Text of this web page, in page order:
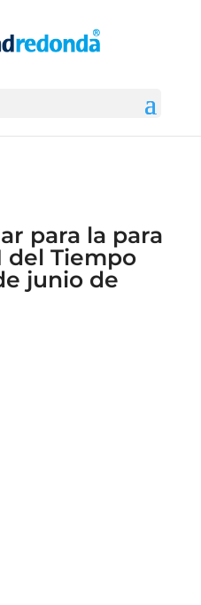
para la para
del Tiempo
junio de